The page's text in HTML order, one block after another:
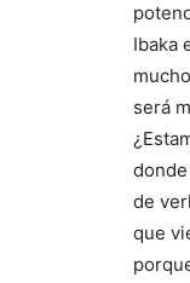
Ibaka
será
de
que